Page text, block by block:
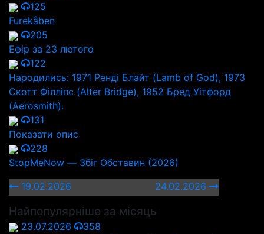
125
Furekåben
205
Ефір за 23 лютого
122
Народились: 1971 Ренді Блайт (Lamb of God), 1973
Скотт Філліпс (Alter Bridge), 1952 Бред Уітфорд
(Aerosmith).
131
Показати опис
228
StopMeNow — Збіг Обставин (2026)
19.02.2026
24.02.2026
Найпопулярніше за місяць
23.07.2026
358